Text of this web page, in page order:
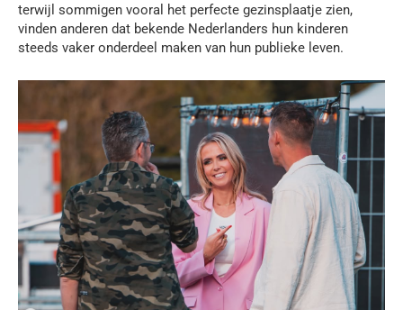
terwijl sommigen vooral het perfecte gezinsplaatje zien,
vinden anderen dat bekende Nederlanders hun kinderen
steeds vaker onderdeel maken van hun publieke leven.